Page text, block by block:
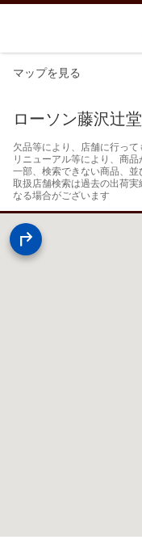
マップを見る
ローソン藤沢辻堂
欠品等により、店舗に行っ
リニューアル等により、商
一部、検索できない商品、
取扱店舗検索は過去の出荷
なる場合がございます